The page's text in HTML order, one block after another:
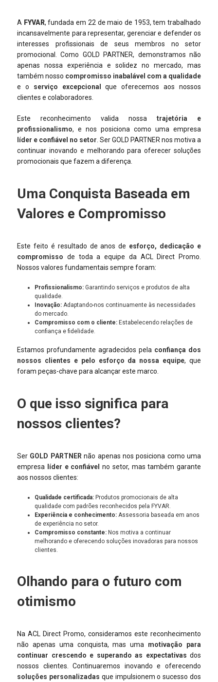
A FYVAR, fundada em 22 de maio de 1953, tem trabalhado
incansavelmente para representar, gerenciar e defender os
interesses profissionais de seus membros no setor
promocional. Como GOLD PARTNER, demonstramos não
apenas nossa experiência e solidez no mercado, mas
também nosso compromisso inabalável com a qualidade
e o serviço excepcional
que oferecemos aos nossos
clientes e colaboradores.
Este reconhecimento valida nossa trajetória e
profissionalismo, e nos posiciona como uma empresa
líder e confiável no setor. Ser GOLD PARTNER nos motiva a
continuar inovando e melhorando para oferecer soluções
promocionais que fazem a diferença.
Uma Conquista Baseada em
Valores e Compromisso
Este feito é resultado de anos de esforço, dedicação e
compromisso de toda a equipe da ACL Direct Promo.
Nossos valores fundamentais sempre foram:
Profissionalismo: Garantindo serviços e produtos de alta
qualidade.
Inovação: Adaptando-nos continuamente às necessidades
do mercado.
Compromisso com o cliente: Estabelecendo relações de
confiança e fidelidade.
Estamos profundamente agradecidos pela confiança dos
nossos clientes e pelo esforço da nossa equipe, que
foram peças-chave para alcançar este marco.
O que isso significa para
nossos clientes?
Ser GOLD PARTNERnão apenas nos posiciona como uma
empresa
líder e confiável no setor, mas também garante
aos nossos clientes:
Qualidade certificada: Produtos promocionais de alta
qualidade com padrões reconhecidos pela FYVAR.
Experiência e conhecimento: Assessoria baseada em anos
de experiência no setor.
Compromisso constante: Nos motiva a continuar
melhorando e oferecendo soluções inovadoras para nossos
clientes.
Olhando para o futuro com
otimismo
Na ACL Direct Promo, consideramos este reconhecimento
não apenas uma conquista, mas uma motivação para
continuar crescendo e superando as expectativas dos
nossos clientes. Continuaremos inovando e oferecendo
soluções personalizadas que impulsionem o sucesso dos